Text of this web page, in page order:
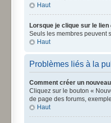
Haut
Lorsque je clique sur le lien
Seuls les membres peuvent
Haut
Problèmes liés à la
Comment créer un
Cliquez sur le bouton «
de page des forums,
Haut